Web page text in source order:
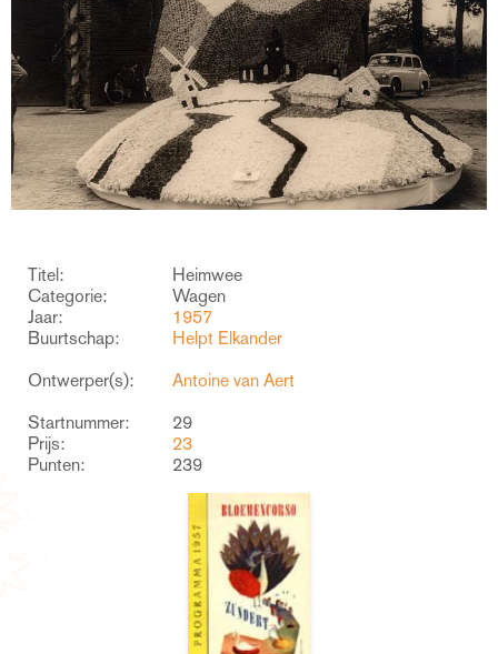
Titel:
Heimwee
Categorie:
Wagen
Jaar:
1957
Buurtschap:
Helpt Elkander
Ontwerper(s):
Antoine van Aert
Startnummer:
29
Prijs:
23
Punten:
239